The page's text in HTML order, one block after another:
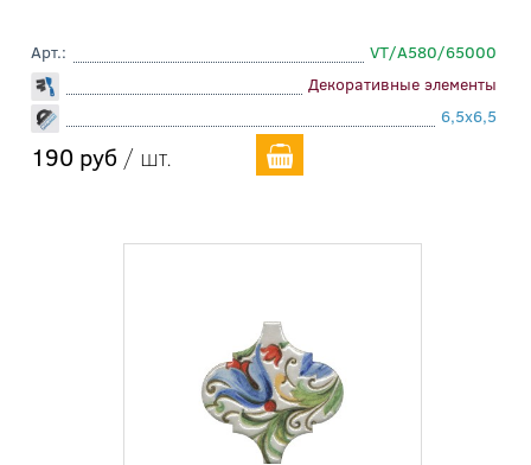
Арт.:
VT/A580/65000
Декоративные элементы
6,5x6,5
190 руб / шт.